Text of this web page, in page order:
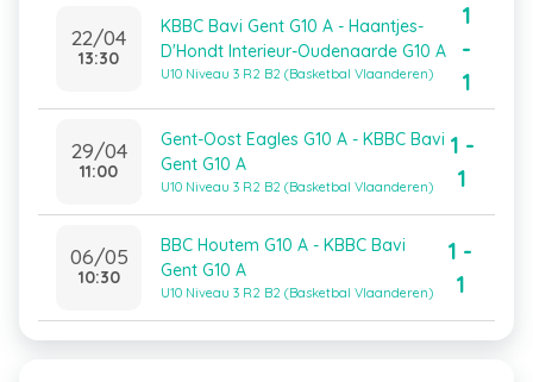
22/04
13:30
KBBC Bavi Gent G10 A - Haantjes-
D'Hondt Interieur-Oudenaarde G10 A
U10 Niveau 3 R2 B2 (Basketbal Vlaanderen)
1
-
1
29/04
11:00
Gent-Oost Eagles G10 A - KBBC Bavi
Gent G10 A
U10 Niveau 3 R2 B2 (Basketbal Vlaanderen)
1 -
1
06/05
10:30
BBC Houtem G10 A - KBBC Bavi
Gent G10 A
U10 Niveau 3 R2 B2 (Basketbal Vlaanderen)
1 -
1